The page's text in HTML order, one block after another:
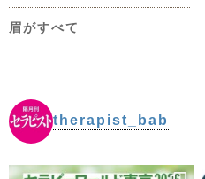
眉がすべて
therapist_bab